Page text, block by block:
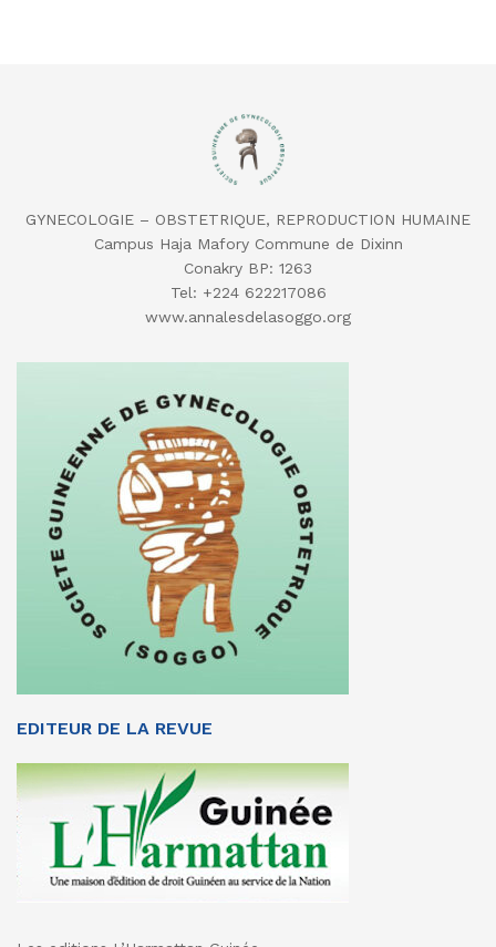
GYNECOLOGIE – OBSTETRIQUE, REPRODUCTION HUMAINE
Campus Haja Mafory Commune de Dixinn
Conakry BP: 1263
Tel: ‪+224 622217086‬
‬www.annalesdelasoggo.org
EDITEUR DE LA REVUE